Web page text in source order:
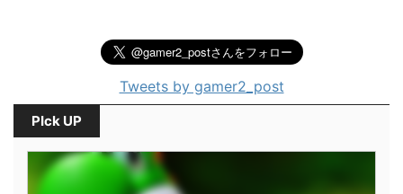
Tweets by gamer2_post
PIck UP